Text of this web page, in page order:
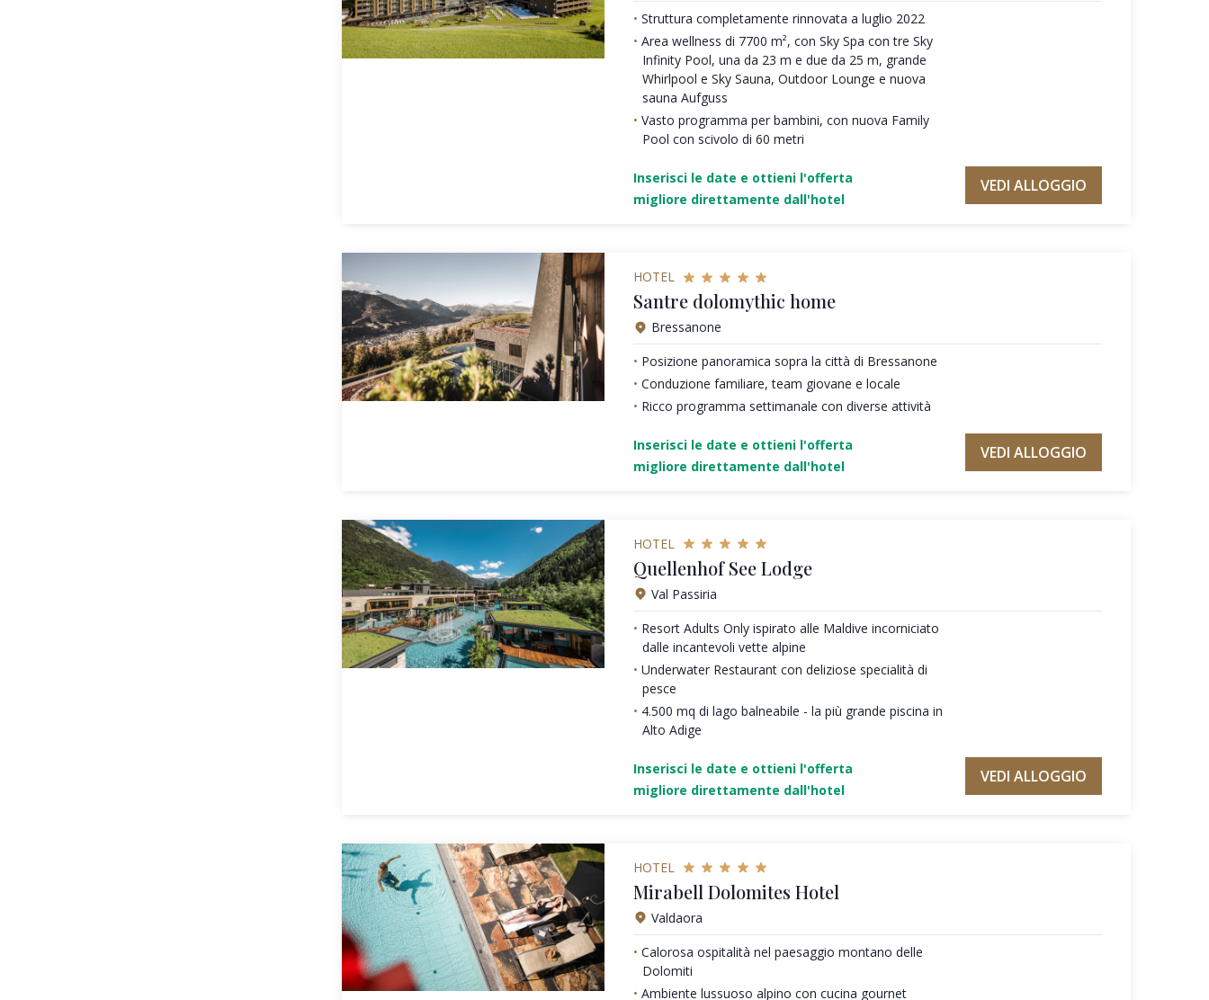
Struttura completamente rinnovata a luglio 2022
Area wellness di 7700 m², con Sky Spa con tre Sky
Infinity Pool, una da 23 m e due da 25 m, grande
Whirlpool e Sky Sauna, Outdoor Lounge e nuova
sauna Aufguss
Vasto programma per bambini, con nuova Family
Pool con scivolo di 60 metri
Inserisci le date e ottieni l'offerta
migliore direttamente dall'hotel
VEDI ALLOGGIO
HOTEL
Santre dolomythic home
Bressanone
Posizione panoramica sopra la città di Bressanone
Conduzione familiare, team giovane e locale
Ricco programma settimanale con diverse attività
Inserisci le date e ottieni l'offerta
migliore direttamente dall'hotel
VEDI ALLOGGIO
HOTEL
Quellenhof See Lodge
Val Passiria
Resort Adults Only ispirato alle Maldive incorniciato
dalle incantevoli vette alpine
Underwater Restaurant con deliziose specialità di
pesce
4.500 mq di lago balneabile - la più grande piscina in
Alto Adige
Inserisci le date e ottieni l'offerta
migliore direttamente dall'hotel
VEDI ALLOGGIO
HOTEL
Mirabell Dolomites Hotel
Valdaora
Calorosa ospitalità nel paesaggio montano delle
Dolomiti
Ambiente lussuoso alpino con cucina gournet